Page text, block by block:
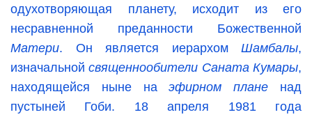
одухотворяющая планету, исходит из его
несравненной преданности Божественной
Матери. Он является иерархом Шамбалы,
изначальнойсвященнообители Саната Кумары,
находящейся ныне наэфирном плане над
пустыней Гоби. 18 апреля 1981 года